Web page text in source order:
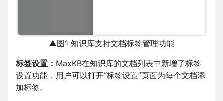
▲图1 知识库支持文档标签管理功能
标签设置： MaxKB在知识库的文档列表中新增了标签
设置功能，用户可以打开“标签设置”页面为每个文档添
加标签。